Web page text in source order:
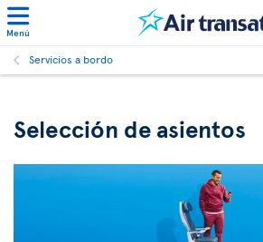
Menú
Servicios a bordo
Selección de asientos